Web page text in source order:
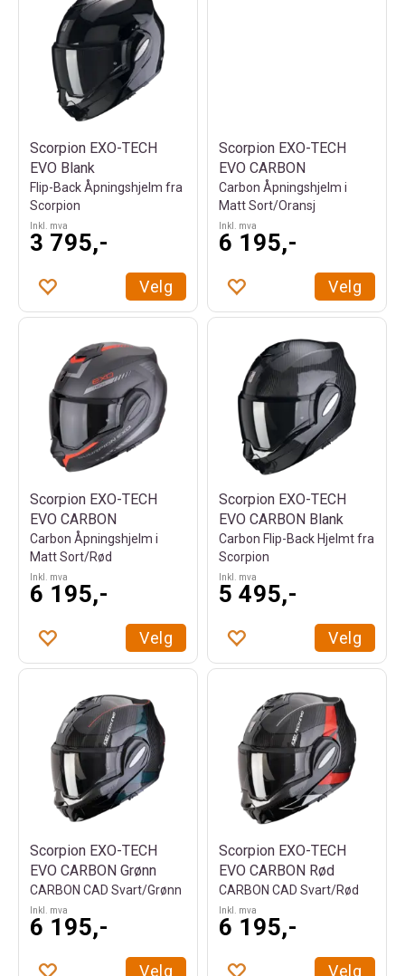
Scorpion EXO-TECH
EVO Blank
Flip-Back Åpningshjelm fra
Scorpion
Inkl. mva
3 795,-
Velg
Scorpion EXO-TECH
EVO CARBON
Carbon Åpningshjelm i
Matt Sort/Oransj
Inkl. mva
6 195,-
Velg
Scorpion EXO-TECH
EVO CARBON
Carbon Åpningshjelm i
Matt Sort/Rød
Inkl. mva
6 195,-
Velg
Scorpion EXO-TECH
EVO CARBON Blank
Carbon Flip-Back Hjelmt fra
Scorpion
Inkl. mva
5 495,-
Velg
Scorpion EXO-TECH
EVO CARBON Grønn
CARBON CAD Svart/Grønn
Inkl. mva
6 195,-
Velg
Scorpion EXO-TECH
EVO CARBON Rød
CARBON CAD Svart/Rød
Inkl. mva
6 195,-
Velg